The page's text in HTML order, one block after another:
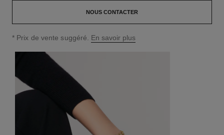
NOUS CONTACTER
↩
* Prix de vente suggéré. En savoir plus